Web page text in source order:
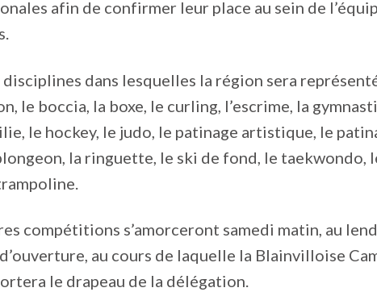
afin de confirmer leur place au sein de
disciplines dans lesquelles la région sera
le boccia, la boxe, le curling, l’escrime, la
le hockey, le judo, le patinage artistique, le
la ringuette, le ski de fond, le taekwondo,
compétitions s’amorceront samedi matin, au
au cours de laquelle la Blainvilloise
le drapeau de la délégation.